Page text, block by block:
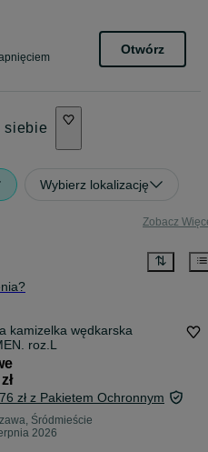
Otwórz
siebie
Wybierz lokalizację
Zobacz
kamizelka wędkarska
TAIMEN. roz.L
zł z Pakietem Ochronnym
Śródmieście
2026